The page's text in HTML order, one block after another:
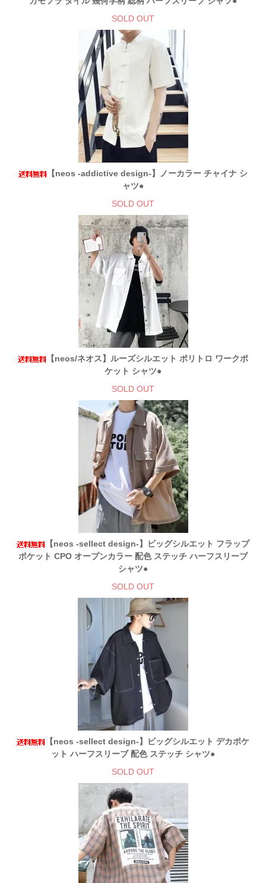
SOLD OUT
【neos -addictive design-】ノーカラー チャイナ シ
ャツ●
SOLD OUT
【neos/ネオス】ルーズシルエット ポリトロ ワークポ
ケット シャツ●
SOLD OUT
【neos -sellect design-】ビッグシルエット フラップ
ポケット CPO オープンカラー 配色 ステッチ ハーフスリーブ
シャツ●
SOLD OUT
【neos -sellect design-】ビッグシルエット デカポケ
ット ハーフスリーブ 配色 ステッチ シャツ●
SOLD OUT